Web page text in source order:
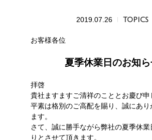
2019.07.26 TOPICS
お客様各位
夏季休業日のお知
拝啓
貴社ますますご清祥のこととお慶び申
平素は格別のご高配を賜り、誠にあ
ます。
さて、誠に勝手ながら弊社の夏季休業
りとさせて頂きます。